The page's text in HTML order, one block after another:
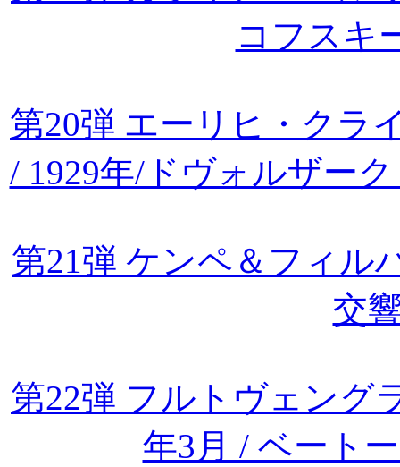
コフスキ
第20弾 エーリヒ・クラ
/ 1929年/ドヴォルザー
第21弾 ケンペ＆フィル
交
第22弾 フルトヴェング
年3月 / ベート